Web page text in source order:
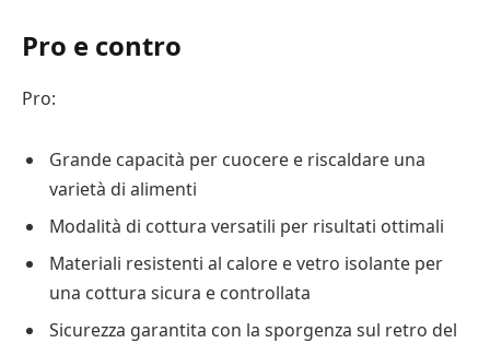
Pro e contro
Pro:
Grande capacità per cuocere e riscaldare una
varietà di alimenti
Modalità di cottura versatili per risultati ottimali
Materiali resistenti al calore e vetro isolante per
una cottura sicura e controllata
Sicurezza garantita con la sporgenza sul retro del